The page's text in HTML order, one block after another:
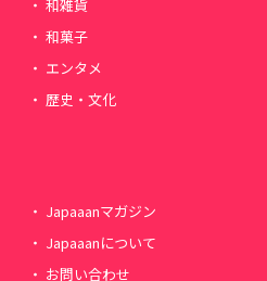
和雑貨
和菓子
エンタメ
歴史・文化
Japaaanマガジン
Japaaanについて
お問い合わせ